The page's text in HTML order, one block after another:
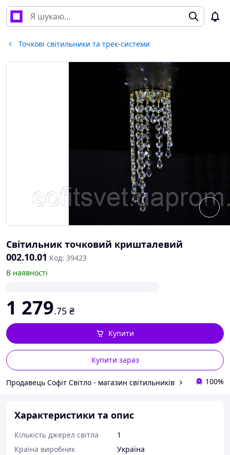
Точкові світильники та трек-системи
Світильник точковий кришталевий
002.10.01 Код: 39423
В наявності
1 279.75 ₴
Купити зараз
Купити
Продавець Софіт Світло - магазин світильників 100%
Характеристики та опис
Кількість джерел світла
1
Країна виробник
Україна